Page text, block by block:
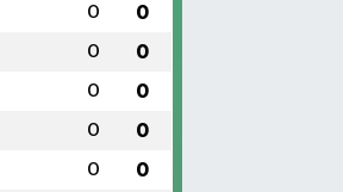
0 0
0 0
0 0
0 0
0 0